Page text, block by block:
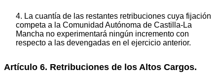
4. La cuantía de las restantes retribuciones cuya fijación
competa a la Comunidad Autónoma de Castilla-La
Mancha no experimentará ningún incremento con
respecto a las devengadas en el ejercicio anterior.
Artículo 6. Retribuciones de los Altos Cargos.